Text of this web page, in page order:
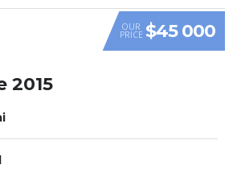
VIDEO
OUR
PRICE $45 000
2015